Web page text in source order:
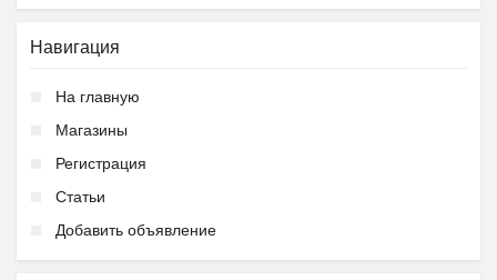
Навигация
На главную
Магазины
Регистрация
Статьи
Добавить объявление